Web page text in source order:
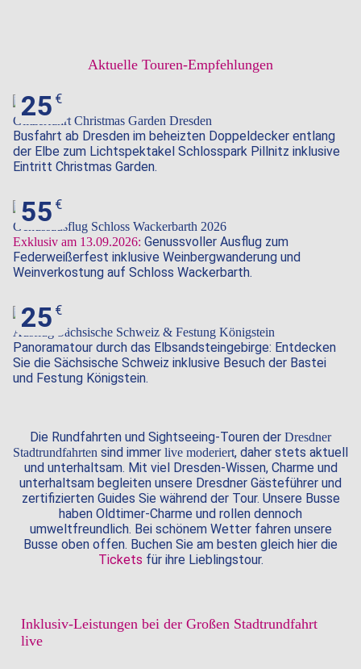
Aktuelle Touren-Empfehlungen
25
Glitzerfahrt Christmas Garden Dresden
Busfahrt ab Dresden im beheizten Doppeldecker entlang
der Elbe zum Lichtspektakel Schlosspark Pillnitz inklusive
Eintritt Christmas Garden.
55
Genussausflug Schloss Wackerbarth 2026
Exklusiv am 13.09.2026: Genussvoller Ausflug zum
Federweißerfest inklusive Weinbergwanderung und
Weinverkostung auf Schloss Wackerbarth.
25
Ausflug Sächsische Schweiz & Festung Königstein
Panoramatour durch das Elbsandsteingebirge: Entdecken
Sie die Sächsische Schweiz inklusive Besuch der Bastei
und Festung Königstein.
Die Rundfahrten und Sightseeing-Touren der Dresdner
Stadtrundfahrten sind immer live moderiert, daher stets aktuell
und unterhaltsam. Mit viel Dresden-Wissen, Charme und
unterhaltsam begleiten unsere Dresdner Gästeführer und
zertifizierten Guides Sie während der Tour. Unsere Busse
haben Oldtimer-Charme und rollen dennoch
umweltfreundlich. Bei schönem Wetter fahren unsere
Busse oben offen. Buchen Sie am besten gleich hier die
Tickets für ihre Lieblingstour.
Inklusiv-Leistungen bei der Großen Stadtrundfahrt
live